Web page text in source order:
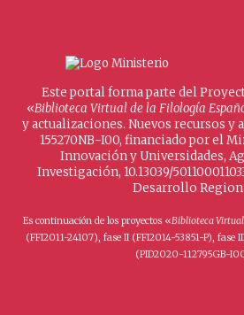
Este portal forma parte del
«Biblioteca Virtual de la Filología
y actualizaciones. Nuevos recursos y
155270NB-I00, financiado por el
Innovación y Universidades,
Investigación, 10.13039/
Desarrollo
Es continuación de los proyectos «Biblioteca
(FFI2011-24107), fase II (FFI2014-53851-P), fase
(PID2020-112795GB-